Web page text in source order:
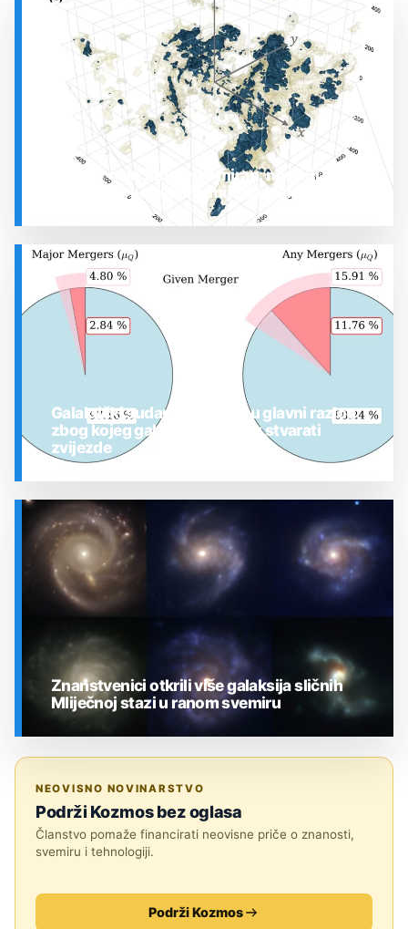
SVEMIR
Prostor oko Sunca nije miran: nova 3D karta
otkrila plin koji stalno mijenja stanje
SVEMIR
Galaktički sudari možda nisu glavni razlog
zbog kojeg galaksije prestaju stvarati
zvijezde
Znanstvenici otkrili više galaksija sličnih
Mliječnoj stazi u ranom svemiru
NEOVISNO NOVINARSTVO
Podrži Kozmos bez oglasa
Članstvo pomaže financirati neovisne priče o znanosti,
svemiru i tehnologiji.
Podrži Kozmos